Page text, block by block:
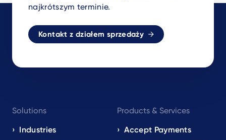
najkrótszym terminie.
Kontakt z działem sprzedaży
navigation
EN
Solutions
Industries
Products & Services
Accept Payments